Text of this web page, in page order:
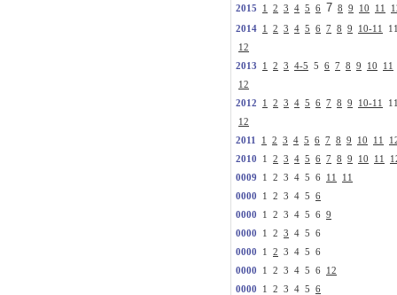
2015 1 2 3 4 5 6 7 8 9 10 11
2014 1 2 3 4 5 6 7 8 9 10-11
12
2013
1 2 3 4-5 5 6 7 8 9 10
11
12
2012
1 2 3 4 5 6 7 8 9 10-11
12
2011
1 2 3 4 5 6 7 8 9 10 11
2010 1 2 3 4 5 6 7 8 9 10 11
0009 1 2 3 4 5 6 11
11
0000 1 2 3 4 5 6
0000 1 2 3 4 5 6 9
0000 1 2 3 4 5 6
0000 1 2 3 4 5 6
0000 1 2 3 4 5 6 12
0000 1 2 3 4 5 6